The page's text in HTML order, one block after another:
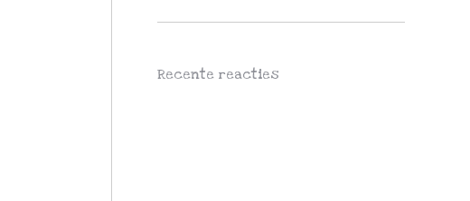
Recente reacties